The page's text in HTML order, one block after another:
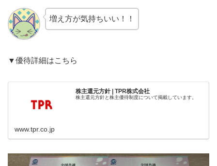
増え方が気持ちいい！！
▼優待詳細はこちら
株主還元方針 | TPR株式会社
株主還元方針と株主優待制度について掲載しています。
www.tpr.co.jp